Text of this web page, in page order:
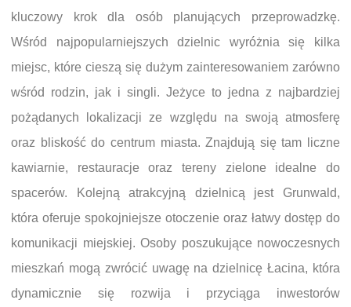
kluczowy krok dla osób planujących przeprowadzkę.
Wśród najpopularniejszych dzielnic wyróżnia się kilka
miejsc, które cieszą się dużym zainteresowaniem zarówno
wśród rodzin, jak i singli. Jeżyce to jedna z najbardziej
pożądanych lokalizacji ze względu na swoją atmosferę
oraz bliskość do centrum miasta. Znajdują się tam liczne
kawiarnie, restauracje oraz tereny zielone idealne do
spacerów. Kolejną atrakcyjną dzielnicą jest Grunwald,
która oferuje spokojniejsze otoczenie oraz łatwy dostęp do
komunikacji miejskiej. Osoby poszukujące nowoczesnych
mieszkań mogą zwrócić uwagę na dzielnicę Łacina, która
dynamicznie się rozwija i przyciąga inwestorów